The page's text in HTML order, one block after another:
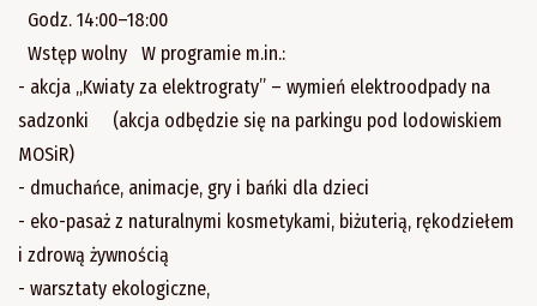
Godz. 14:00–18:00
Wstęp wolny W programie m.in.:
- akcja „Kwiaty za elektrograty” – wymień elektroodpady na
sadzonki (akcja odbędzie się na parkingu pod lodowiskiem
MOSiR)
- dmuchańce, animacje, gry i bańki dla dzieci
- eko-pasaż z naturalnymi kosmetykami, biżuterią, rękodziełem
i zdrową żywnością
- warsztaty ekologiczne,